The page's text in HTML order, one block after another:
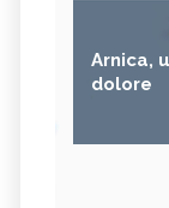
Arnica,
dolore